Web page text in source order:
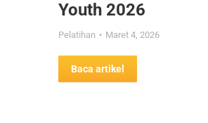
Youth 2026
Pelatihan Maret 4, 2026
Baca artikel